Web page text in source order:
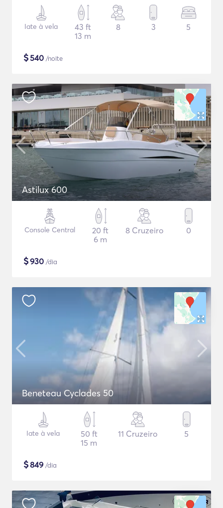
Iate à vela
43 ft
13 m
8 3 5
$540 /noite
Astilux 600
Console Central
20 ft
6 m
8 Cruzeiro 0
$930 /dia
Beneteau Cyclades 50
Iate à vela
50 ft
15 m
11 Cruzeiro 5
$849 /dia